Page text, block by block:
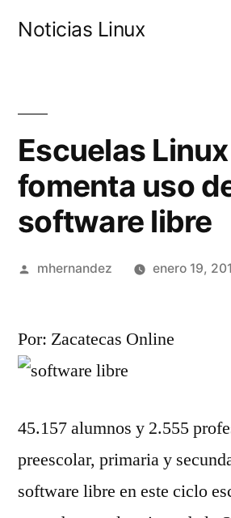
Noticias Linux
Escuelas Linux
fomenta uso
software libre
Publicado
mhernandez enero 19,
Por: Zacatecas Online
45.157 alumnos y 2.555
preescolar, primaria y
software libre en este ciclo